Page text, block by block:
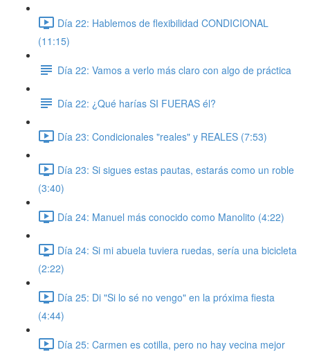
Día 22: Hablemos de flexibilidad CONDICIONAL
(11:15)
Día 22: Vamos a verlo más claro con algo de práctica
Día 22: ¿Qué harías SI FUERAS él?
Día 23: Condicionales "reales" y REALES (7:53)
Día 23: Si sigues estas pautas, estarás como un roble
(3:40)
Día 24: Manuel más conocido como Manolito (4:22)
Día 24: Si mi abuela tuviera ruedas, sería una bicicleta
(2:22)
Día 25: Di "Si lo sé no vengo" en la próxima fiesta
(4:44)
Día 25: Carmen es cotilla, pero no hay vecina mejor